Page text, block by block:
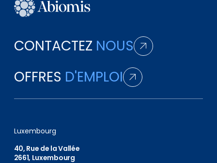
CONTACTEZ NOUS
OFFRES D'EMPLOI
Luxembourg
40, Rue de la Vallée
2661, Luxembourg